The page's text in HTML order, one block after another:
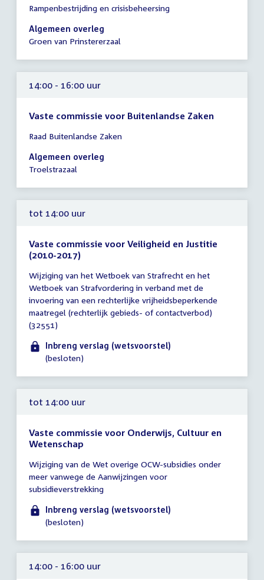
vergadering
14:00
-
uur
Rampenbestrijding en crisisbeheersing
Algemeen overleg
Groen van Prinstererzaal
14:00 - 16:00 uur
Vaste commissie voor Buitenlandse Zaken
vergadering
14:00
-
uur
Raad Buitenlandse Zaken
Algemeen overleg
Troelstrazaal
tot 14:00 uur
Vaste commissie voor Veiligheid en Justitie
(2010-2017)
vergadering
tot
14:00
uur
Wijziging van het Wetboek van Strafrecht en het
Wetboek van Strafvordering in verband met de
invoering van een rechterlijke vrijheidsbeperkende
maatregel (rechterlijk gebieds- of contactverbod)
(32551)
Inbreng verslag (wetsvoorstel)
(besloten)
tot 14:00 uur
Vaste commissie voor Onderwijs, Cultuur en
Wetenschap
vergadering
tot
14:00
uur
Wijziging van de Wet overige OCW-subsidies onder
meer vanwege de Aanwijzingen voor
subsidieverstrekking
Inbreng verslag (wetsvoorstel)
(besloten)
14:00 - 16:00 uur